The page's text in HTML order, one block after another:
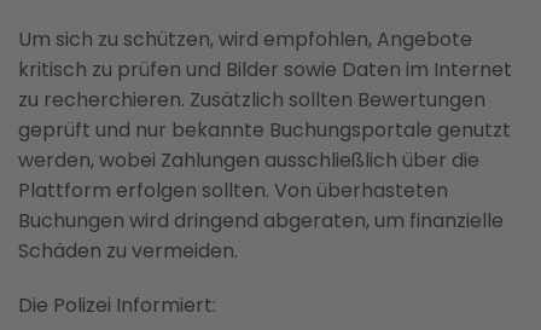
Um sich zu schützen, wird empfohlen, Angebote
kritisch zu prüfen und Bilder sowie Daten im Internet
zu recherchieren. Zusätzlich sollten Bewertungen
geprüft und nur bekannte Buchungsportale genutzt
werden, wobei Zahlungen ausschließlich über die
Plattform erfolgen sollten. Von überhasteten
Buchungen wird dringend abgeraten, um finanzielle
Schäden zu vermeiden.
Die Polizei Informiert: